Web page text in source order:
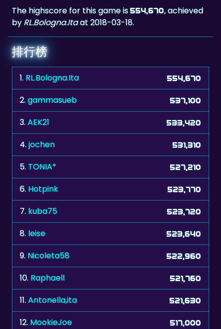
The highscore for this game is554,670, achieved
by RL.Bologna.Itaat 2018-03-18.
排行榜
1. RL.Bologna.Ita 554,670
2.gammasueb 537,100
3.AEK21 533,420
4.jochen 531,310
5. TONIA* 527,210
6. Hotpink 523,770
7. kuba75 523,720
8. leise 523,640
9. Nicoleta58 522,960
10. Raphaell 521,760
11.Antonella,ita 521,630
12. MookieJoe 517,000